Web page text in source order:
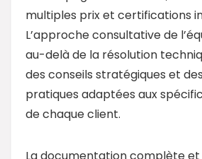
multiples prix et certifications
L’approche consultative de
au-delà de la résolution
des conseils stratégiques et
pratiques adaptées aux
de chaque client.
La documentation complète